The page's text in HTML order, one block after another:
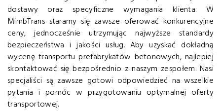
dostawy oraz specyficzne wymagania klienta. W
MimbTrans staramy się zawsze oferować konkurencyjne
ceny, jednocześnie utrzymując najwyższe standardy
bezpieczeństwa i jakości usług. Aby uzyskać dokładną
wycenę transportu prefabrykatów betonowych, najlepiej
skontaktować się bezpośrednio z naszym zespołem. Nasi
specjaliści są zawsze gotowi odpowiedzieć na wszelkie
pytania i pomóc w przygotowaniu optymalnej oferty
transportowej.